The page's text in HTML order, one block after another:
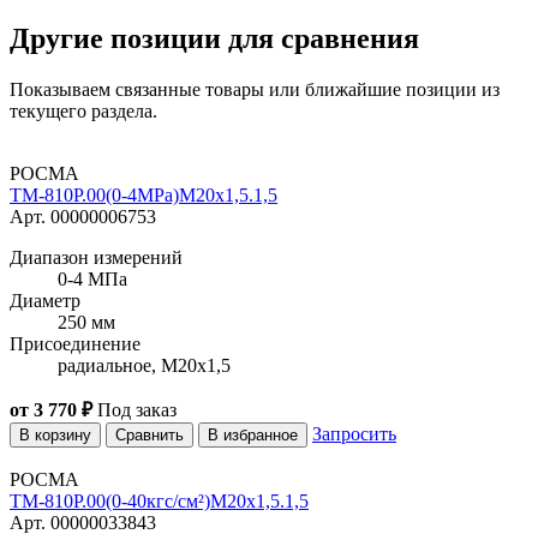
Другие позиции для сравнения
Показываем связанные товары или ближайшие позиции из
текущего раздела.
РОСМА
ТМ-810Р.00(0-4MPa)M20x1,5.1,5
Арт. 00000006753
Диапазон измерений
0-4 МПа
Диаметр
250 мм
Присоединение
радиальное, M20x1,5
от 3 770 ₽ Под заказ
В корзину Сравнить В избранное Запросить
РОСМА
ТМ-810Р.00(0-40кгс/см²)M20x1,5.1,5
Арт. 00000033843